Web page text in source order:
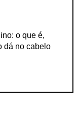
o que é,
dá no cabelo